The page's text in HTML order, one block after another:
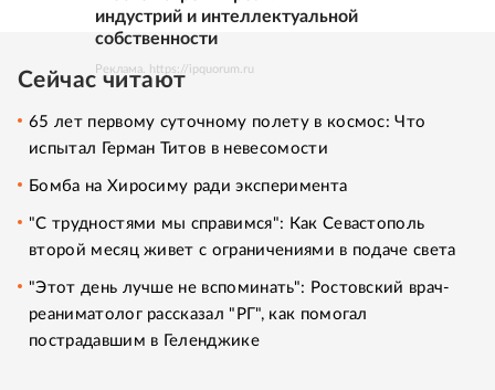
индустрий и интеллектуальной
собственности
Реклама. https://ipquorum.ru
Сейчас читают
65 лет первому суточному полету в космос: Что
испытал Герман Титов в невесомости
Бомба на Хиросиму ради эксперимента
"С трудностями мы справимся": Как Севастополь
второй месяц живет с ограничениями в подаче света
"Этот день лучше не вспоминать": Ростовский врач-
реаниматолог рассказал "РГ", как помогал
пострадавшим в Геленджике